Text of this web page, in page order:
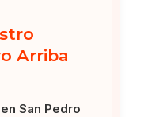
Arriba
San Pedro